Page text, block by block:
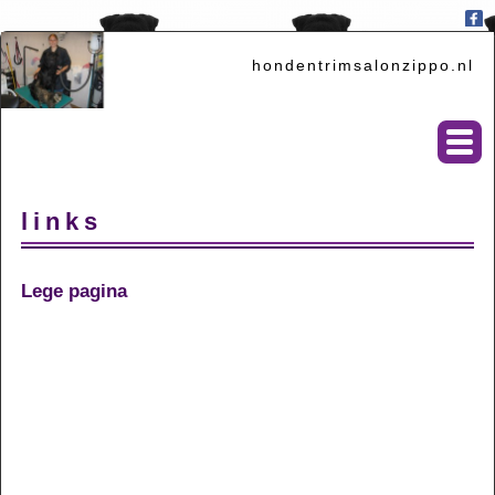
hondentrimsalonzippo.nl
links
Lege pagina